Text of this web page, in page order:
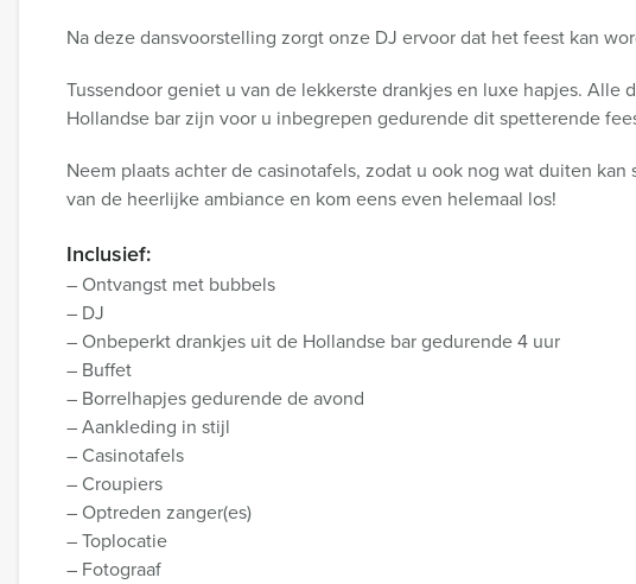
Na deze dansvoorstelling zorgt onze DJ ervoor dat het feest kan
Tussendoor geniet u van de lekkerste drankjes en luxe hapjes. Alle
Hollandse bar zijn voor u inbegrepen gedurende dit spetterende
Neem plaats achter de casinotafels, zodat u ook nog wat duiten kan
van de heerlijke ambiance en kom eens even helemaal los!
Inclusief:
– Ontvangst met bubbels
– DJ
– Onbeperkt drankjes uit de Hollandse bar gedurende 4 uur
– Buffet
– Borrelhapjes gedurende de avond
– Aankleding in stijl
– Casinotafels
– Croupiers
– Optreden zanger(es)
– Toplocatie
– Fotograaf